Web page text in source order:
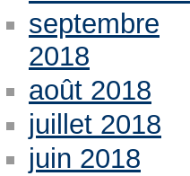
septembre
2018
août 2018
juillet 2018
juin 2018